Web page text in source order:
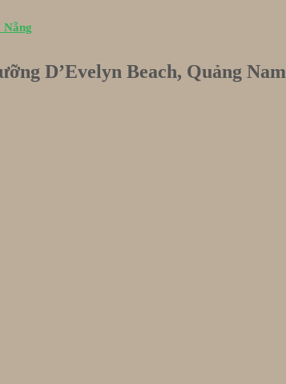
Nẵng
D’Evelyn Beach, Quảng Nam